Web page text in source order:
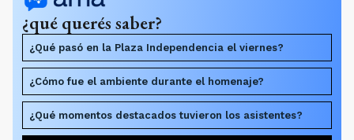
¿qué querés saber?
¿Qué pasó en la Plaza Independencia el viernes?
¿Cómo fue el ambiente durante el homenaje?
¿Qué momentos destacados tuvieron los asistentes?